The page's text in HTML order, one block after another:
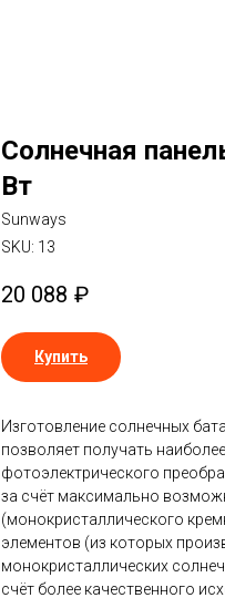
Солнечная
Вт
Sunways
SKU: 13
20 088 ₽
Купить
Изготовление солнечных
позволяет получать
фотоэлектрического
за счёт максимально
(монокристаллического
элементов (из которых
монокристаллических
счёт более качественного